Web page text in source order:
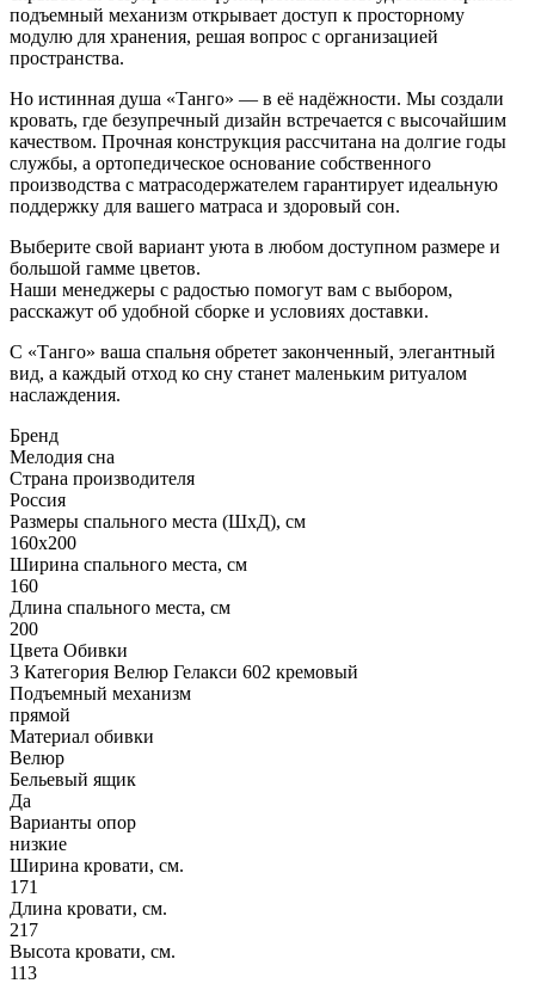
подъемный механизм открывает доступ к просторному
модулю для хранения, решая вопрос с организацией
пространства.
Но истинная душа «Танго» — в её надёжности. Мы создали
кровать, где безупречный дизайн встречается с высочайшим
качеством. Прочная конструкция рассчитана на долгие годы
службы, а ортопедическое основание собственного
производства с матрасодержателем гарантирует идеальную
поддержку для вашего матраса и здоровый сон.
Выберите свой вариант уюта в любом доступном размере и
большой гамме цветов.
Наши менеджеры с радостью помогут вам с выбором,
расскажут об удобной сборке и условиях доставки.
С «Танго» ваша спальня обретет законченный, элегантный
вид, а каждый отход ко сну станет маленьким ритуалом
наслаждения.
Бренд
Мелодия сна
Страна производителя
Россия
Размеры спального места (ШхД), см
160х200
Ширина спального места, см
160
Длина спального места, см
200
Цвета Обивки
3 Категория Велюр Гелакси 602 кремовый
Подъемный механизм
прямой
Материал обивки
Велюр
Бельевый ящик
Да
Варианты опор
низкие
Ширина кровати, см.
171
Длина кровати, см.
217
Высота кровати, см.
113